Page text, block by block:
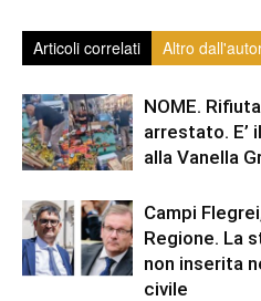
Articoli correlati Altro
NOME.
arrestato. E’
alla Vanella
Campi
Regione. La
non inserita
civile